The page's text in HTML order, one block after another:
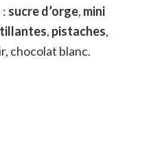
sucre d’orge, mini
, pistaches,
chocolat blanc.